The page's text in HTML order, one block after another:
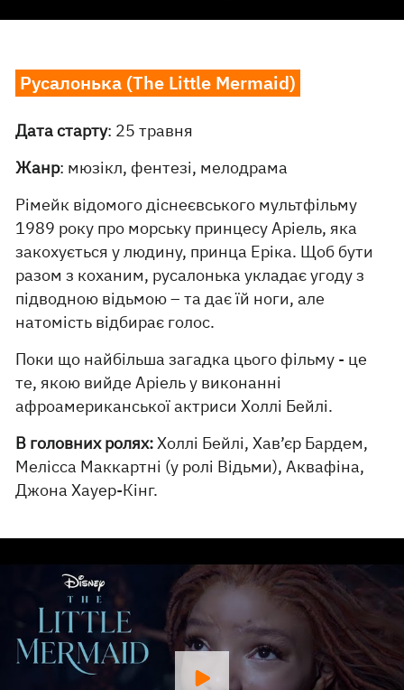
Русалонька (The Little Mermaid)
Дата старту: 25 травня
Жанр: мюзікл, фентезі, мелодрама
Рімейк відомого діснеєвського мультфільму
1989 року про морську принцесу Аріель, яка
закохується у людину, принца Еріка. Щоб бути
разом з коханим, русалонька укладає угоду з
підводною відьмою – та дає їй ноги, але
натомість відбирає голос.
Поки що найбільша загадка цього фільму - це
те, якою вийде Аріель у виконанні
афроамериканської актриси Холлі Бейлі.
В головних ролях:Холлі Бейлі, Хав’єр Бардем,
Мелісса Маккартні (у ролі Відьми), Аквафіна,
Джона Хауер-Кінг.